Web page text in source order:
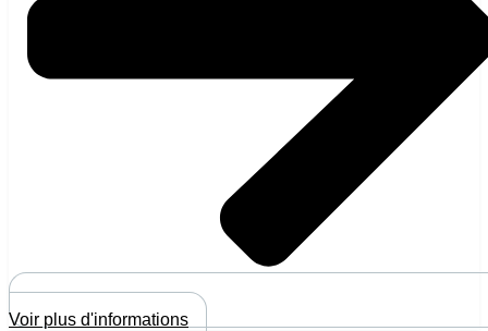
Voir plus d'informations